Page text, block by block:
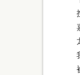
携
嘉
龙
我
被